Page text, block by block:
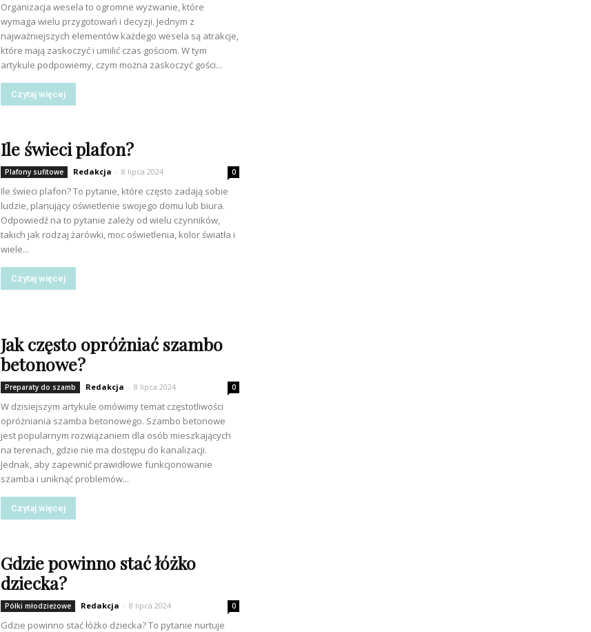
Organizacja wesela to ogromne wyzwanie, które
wymaga wielu przygotowań i decyzji. Jednym z
najważniejszych elementów każdego wesela są atrakcje,
które mają zaskoczyć i umilić czas gościom. W tym
artykule podpowiemy, czym można zaskoczyć gości...
Czytaj więcej
Ile świeci plafon?
Plafony sufitowe Redakcja - 8 lipca 2024 0
Ile świeci plafon? To pytanie, które często zadają sobie
ludzie, planujący oświetlenie swojego domu lub biura.
Odpowiedź na to pytanie zależy od wielu czynników,
takich jak rodzaj żarówki, moc oświetlenia, kolor światła i
wiele...
Czytaj więcej
Jak często opróżniać szambo
betonowe?
Preparaty do szamb Redakcja - 8 lipca 2024 0
W dzisiejszym artykule omówimy temat częstotliwości
opróżniania szamba betonowego. Szambo betonowe
jest popularnym rozwiązaniem dla osób mieszkających
na terenach, gdzie nie ma dostępu do kanalizacji.
Jednak, aby zapewnić prawidłowe funkcjonowanie
szamba i uniknąć problemów...
Czytaj więcej
Gdzie powinno stać łóżko
dziecka?
Półki młodzieżowe Redakcja - 8 lipca 2024 0
Gdzie powinno stać łóżko dziecka? To pytanie nurtuje